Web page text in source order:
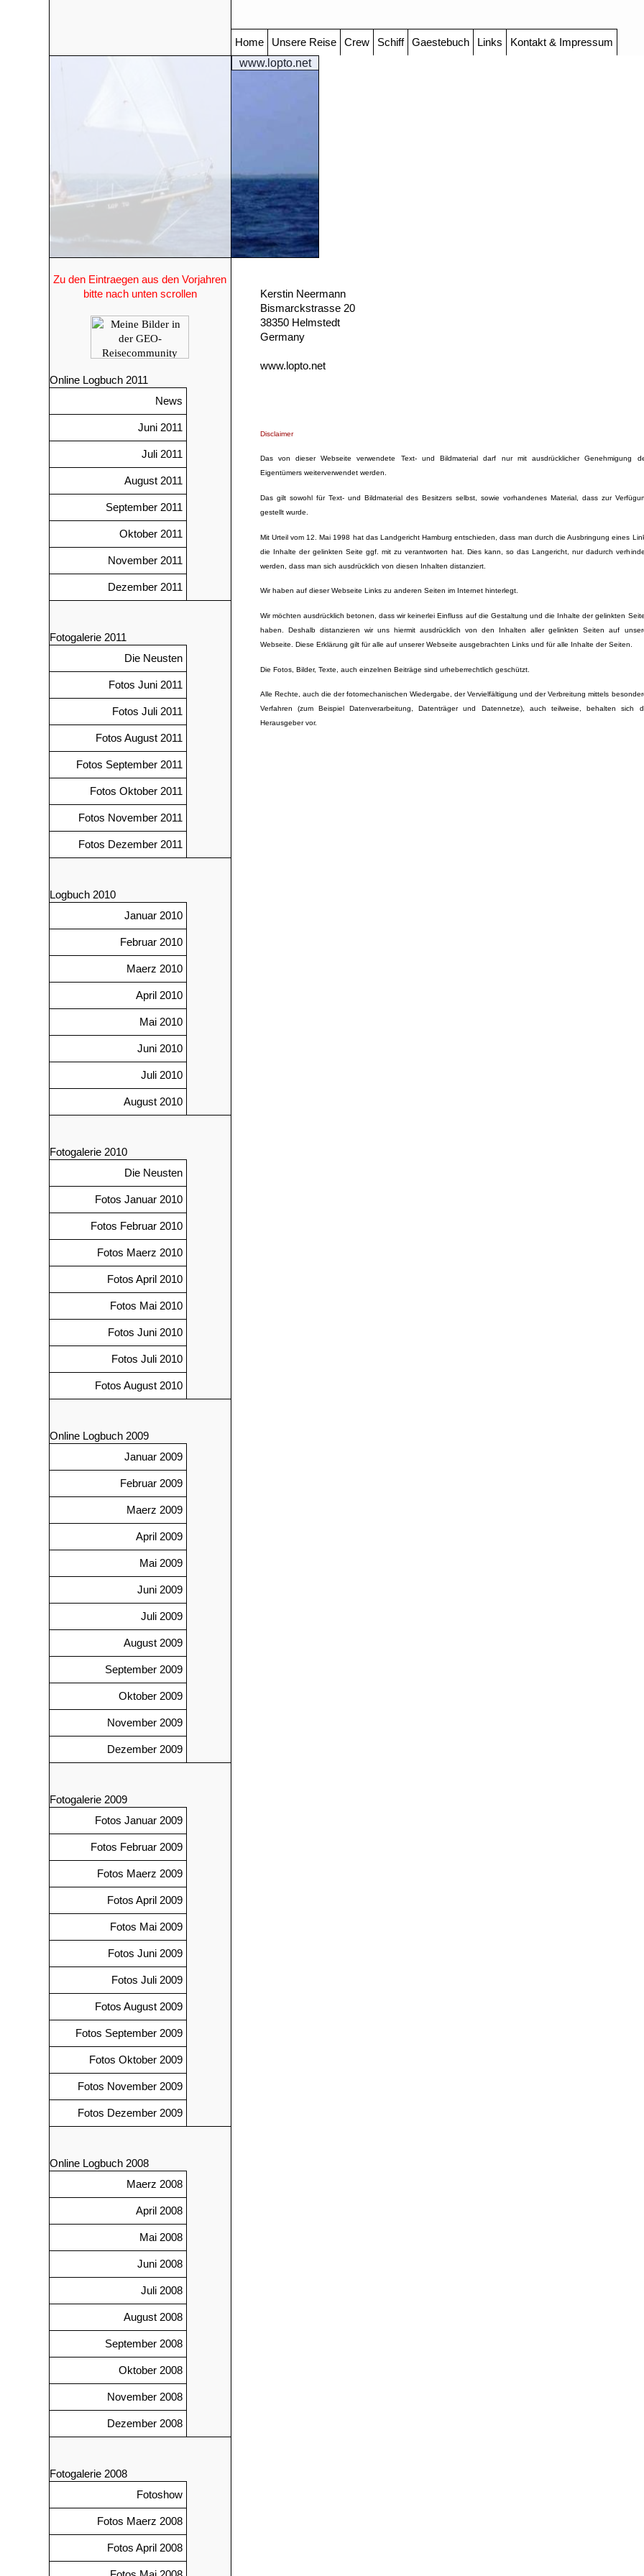
Home Unsere Reise Crew Schiff Gaestebuch Links Kontakt & Impressum
www.lopto.net
Zu den Eintraegen aus den Vorjahren
bitte nach unten scrollen
Online Logbuch 2011
News
Juni 2011
Juli 2011
August 2011
September 2011
Oktober 2011
November 2011
Dezember 2011
Fotogalerie 2011
Die Neusten
Fotos Juni 2011
Fotos Juli 2011
Fotos August 2011
Fotos September 2011
Fotos Oktober 2011
Fotos November 2011
Fotos Dezember 2011
Logbuch 2010
Januar 2010
Februar 2010
Maerz 2010
April 2010
Mai 2010
Juni 2010
Juli 2010
August 2010
Fotogalerie 2010
Die Neusten
Fotos Januar 2010
Fotos Februar 2010
Fotos Maerz 2010
Fotos April 2010
Fotos Mai 2010
Fotos Juni 2010
Fotos Juli 2010
Fotos August 2010
Online Logbuch 2009
Januar 2009
Februar 2009
Maerz 2009
April 2009
Mai 2009
Juni 2009
Juli 2009
August 2009
September 2009
Oktober 2009
November 2009
Dezember 2009
Fotogalerie 2009
Fotos Januar 2009
Fotos Februar 2009
Fotos Maerz 2009
Fotos April 2009
Fotos Mai 2009
Fotos Juni 2009
Fotos Juli 2009
Fotos August 2009
Fotos September 2009
Fotos Oktober 2009
Fotos November 2009
Fotos Dezember 2009
Online Logbuch 2008
Maerz 2008
April 2008
Mai 2008
Juni 2008
Juli 2008
August 2008
September 2008
Oktober 2008
November 2008
Dezember 2008
Fotogalerie 2008
Fotoshow
Fotos Maerz 2008
Fotos April 2008
Kerstin Neermann
Bismarckstrasse 20
38350 Helmstedt
Germany
www.lopto.net
Disclaimer
Das von dieser Webseite verwendete Text- und Bildmaterial darf nur mit ausdrücklicher Genehmigung
Eigentümers weiterverwendet werden.
Das gilt sowohl für Text- und Bildmaterial des Besitzers selbst, sowie vorhandenes Material, dass zur
gestellt wurde.
Mit Urteil vom 12. Mai 1998 hat das Landgericht Hamburg entschieden, dass man durch die Ausbringung eines
die Inhalte der gelinkten Seite ggf. mit zu verantworten hat. Dies kann, so das Langericht, nur dadurch
werden, dass man sich ausdrücklich von diesen Inhalten distanziert.
Wir haben auf dieser Webseite Links zu anderen Seiten im Internet hinterlegt.
Wir möchten ausdrücklich betonen, dass wir keinerlei Einfluss auf die Gestaltung und die Inhalte der gelinkten
haben. Deshalb distanzieren wir uns hiermit ausdrücklich von den Inhalten aller gelinkten Seiten auf
Webseite. Diese Erklärung gilt für alle auf unserer Webseite ausgebrachten Links und für alle Inhalte der Seiten.
Die Fotos, Bilder, Texte, auch einzelnen Beiträge sind urheberrechtlich geschützt.
Alle Rechte, auch die der fotomechanischen Wiedergabe, der Vervielfältigung und der Verbreitung mittels
Verfahren (zum Beispiel Datenverarbeitung, Datenträger und Datennetze), auch teilweise, behalten sich
Herausgeber vor.